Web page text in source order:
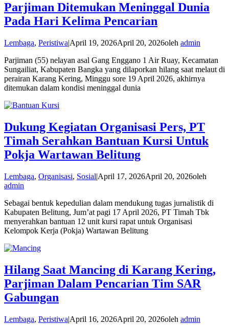
Parjiman Ditemukan Meninggal Dunia
Pada Hari Kelima Pencarian
Lembaga, Peristiwa|April 19, 2026April 20, 2026oleh admin
Parjiman (55) nelayan asal Gang Enggano 1 Air Ruay, Kecamatan
Sungailiat, Kabupaten Bangka yang dilaporkan hilang saat melaut di
perairan Karang Kering, Minggu sore 19 April 2026, akhirnya
ditemukan dalam kondisi meninggal dunia
Dukung Kegiatan Organisasi Pers, PT
Timah Serahkan Bantuan Kursi Untuk
Pokja Wartawan Belitung
Lembaga, Organisasi, Sosial|April 17, 2026April 20, 2026oleh
admin
Sebagai bentuk kepedulian dalam mendukung tugas jurnalistik di
Kabupaten Belitung, Jum’at pagi 17 April 2026, PT Timah Tbk
menyerahkan bantuan 12 unit kursi rapat untuk Organisasi
Kelompok Kerja (Pokja) Wartawan Belitung
Hilang Saat Mancing di Karang Kering,
Parjiman Dalam Pencarian Tim SAR
Gabungan
Lembaga, Peristiwa|April 16, 2026April 20, 2026oleh admin